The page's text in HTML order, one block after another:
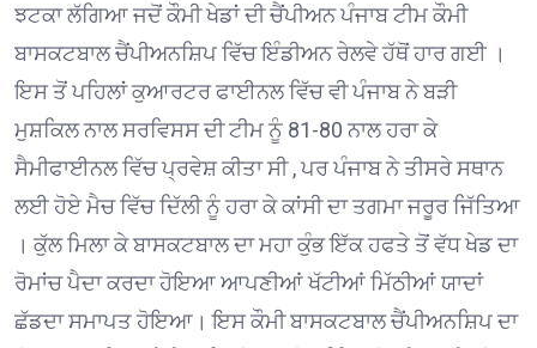
ਝਟਕਾ ਲੱਗਿਆ ਜਦੋਂ ਕੌਮੀ ਖੇਡਾਂ ਦੀ ਚੈਂਪੀਅਨ ਪੰਜਾਬ ਟੀਮ ਕੌਮੀ
ਬਾਸਕਟਬਾਲ ਚੈਂਪੀਅਨਸ਼ਿਪ ਵਿੱਚ ਇੰਡੀਅਨ ਰੇਲਵੇ ਹੱਥੋਂ ਹਾਰ ਗਈ ।
ਇਸ ਤੋਂ ਪਹਿਲਾਂ ਕੁਆਰਟਰ ਫਾਈਨਲ ਵਿੱਚ ਵੀ ਪੰਜਾਬ ਨੇ ਬੜੀ
ਮੁਸ਼ਕਿਲ ਨਾਲ ਸਰਵਿਸਸ ਦੀ ਟੀਮ ਨੂੰ 81-80 ਨਾਲ ਹਰਾ ਕੇ
ਸੈਮੀਫਾਈਨਲ ਵਿੱਚ ਪ੍ਰਵੇਸ਼ ਕੀਤਾ ਸੀ , ਪਰ ਪੰਜਾਬ ਨੇ ਤੀਸਰੇ ਸਥਾਨ
ਲਈ ਹੋਏ ਮੈਚ ਵਿੱਚ ਦਿੱਲੀ ਨੂੰ ਹਰਾ ਕੇ ਕਾਂਸੀ ਦਾ ਤਗਮਾ ਜਰੂਰ ਜਿੱਤਿਆ
। ਕੁੱਲ ਮਿਲਾ ਕੇ ਬਾਸਕਟਬਾਲ ਦਾ ਮਹਾ ਕੁੰਭ ਇੱਕ ਹਫਤੇ ਤੋਂ ਵੱਧ ਖੇਡ ਦਾ
ਰੋਮਾਂਚ ਪੈਦਾ ਕਰਦਾ ਹੋਇਆ ਆਪਣੀਆਂ ਖੱਟੀਆਂ ਮਿੱਠੀਆਂ ਯਾਦਾਂ
ਛੱਡਦਾ ਸਮਾਪਤ ਹੋਇਆ। ਇਸ ਕੌਮੀ ਬਾਸਕਟਬਾਲ ਚੈਂਪੀਅਨਸ਼ਿਪ ਦਾ